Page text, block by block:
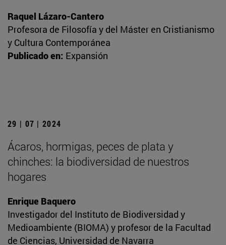
Raquel Lázaro-Cantero
Profesora de Filosofía y del Máster en Cristianismo
y Cultura Contemporánea
Publicado en: Expansión
29 | 07 | 2024
Ácaros, hormigas, peces de plata y
chinches: la biodiversidad de nuestros
hogares
Enrique Baquero
Investigador del Instituto de Biodiversidad y
Medioambiente (BIOMA) y profesor de la Facultad
de Ciencias, Universidad de Navarra